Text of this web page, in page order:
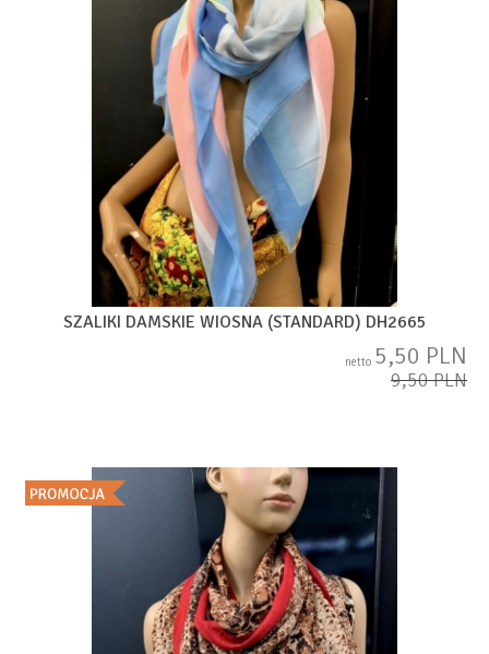
SZALIKI DAMSKIE WIOSNA (STANDARD) DH2665
netto 5,50 PLN
9,50 PLN